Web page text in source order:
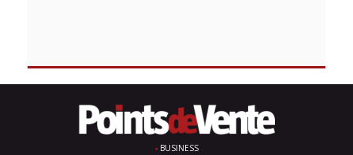
BUSINESS